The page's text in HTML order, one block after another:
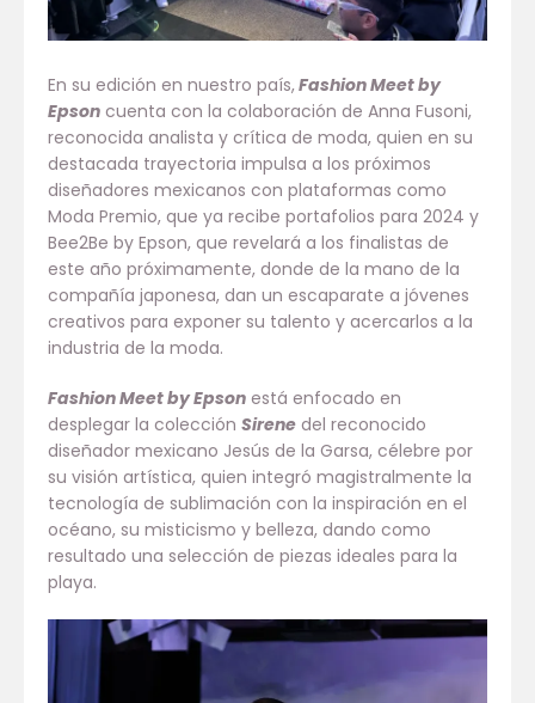
En su edición en nuestro país,Fashion Meet by
Epson cuenta con la colaboración de Anna Fusoni,
reconocida analista y crítica de moda, quien en su
destacada trayectoria impulsa a los próximos
diseñadores mexicanos con plataformas como
Moda Premio, que ya recibe portafolios para 2024 y
Bee2Be by Epson, que revelará a los finalistas de
este año próximamente, donde de la mano de la
compañía japonesa, dan un escaparate a jóvenes
creativos para exponer su talento y acercarlos a la
industria de la moda.
Fashion Meet by Epson está enfocado en
desplegar la colección Sirene del reconocido
diseñador mexicano Jesús de la Garsa, célebre por
su visión artística, quien integró magistralmente la
tecnología de sublimación con la inspiración en el
océano, su misticismo y belleza, dando como
resultado una selección de piezas ideales para la
playa.